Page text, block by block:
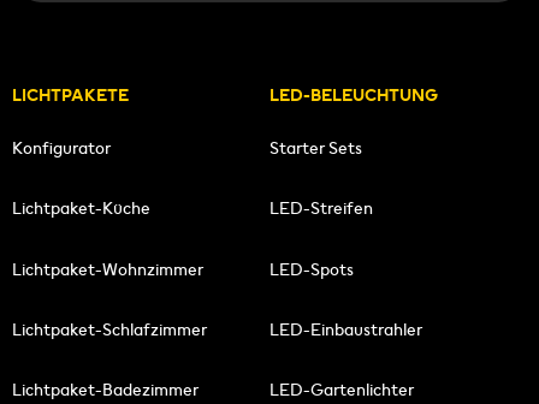
LICHTPAKETE
Konfigurator
Lichtpaket-Küche
Lichtpaket-Wohnzimmer
Lichtpaket-Schlafzimmer
Lichtpaket-Badezimmer
LED-BELEUCHTUNG
Starter Sets
LED-Streifen
LED-Spots
LED-Einbaustrahler
LED-Gartenlichter